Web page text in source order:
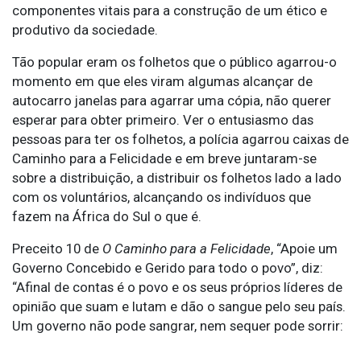
componentes vitais para a construção de um ético e
produtivo da sociedade.
Tão popular eram os folhetos que o público agarrou-o
momento em que eles viram algumas alcançar de
autocarro janelas para agarrar uma cópia, não querer
esperar para obter primeiro. Ver o entusiasmo das
pessoas para ter os folhetos, a polícia agarrou caixas de
Caminho para a Felicidade e em breve juntaram-se
sobre a distribuição, a distribuir os folhetos lado a lado
com os voluntários, alcançando os indivíduos que
fazem na África do Sul o que é.
Preceito 10 de O Caminho para a Felicidade, “Apoie um
Governo Concebido e Gerido para todo o povo”, diz:
“Afinal de contas é o povo e os seus próprios líderes de
opinião que suam e lutam e dão o sangue pelo seu país.
Um governo não pode sangrar, nem sequer pode sorrir: